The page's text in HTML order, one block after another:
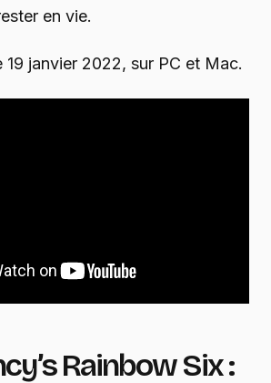
en vie.
19 janvier 2022, sur PC et Mac.
Rainbow Six :